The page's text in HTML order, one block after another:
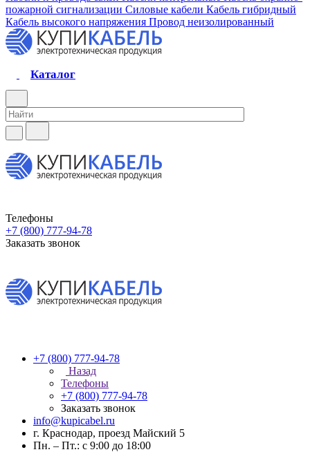
пожарной сигнализации Силовые кабели Кабель гибридный
Кабель высокого напряжения Провод неизолированный
Каталог
Телефоны
+7 (800) 777-94-78
Заказать звонок
+7 (800) 777-94-78
Назад
Телефоны
+7 (800) 777-94-78
Заказать звонок
info@kupicabel.ru
г. Краснодар, проезд Майский 5
Пн. – Пт.: с 9:00 до 18:00